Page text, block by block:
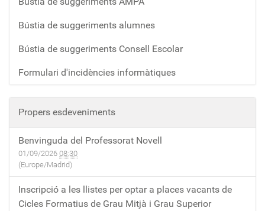
Bústia de suggeriments alumnes
Bústia de suggeriments Consell Escolar
Formulari d'incidències informàtiques
Propers esdeveniments
Benvinguda del Professorat Novell
01/09/2026 08:30
(Europe/Madrid)
Inscripció a les llistes per optar a places vacants de
Cicles Formatius de Grau Mitjà i Grau Superior